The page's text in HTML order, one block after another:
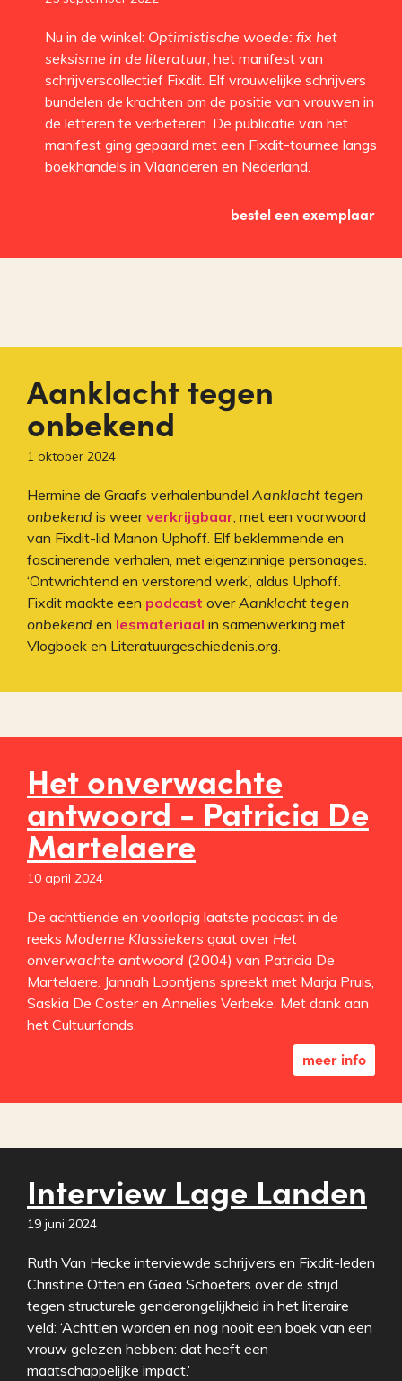
Nu in de winkel: Optimistische woede: fix het
seksisme in de literatuur, het manifest van
schrijverscollectief Fixdit. Elf vrouwelijke schrijvers
bundelen de krachten om de positie van vrouwen in
de letteren te verbeteren. De publicatie van het
manifest ging gepaard met een Fixdit-tournee langs
boekhandels in Vlaanderen en Nederland.
bestel een exemplaar
Aanklacht tegen
onbekend
1 oktober 2024
Hermine de Graafs verhalenbundel Aanklacht tegen
onbekend is weerverkrijgbaar, met een voorwoord
van Fixdit-lid Manon Uphoff. Elf beklemmende en
fascinerende verhalen, met eigenzinnige personages.
‘Ontwrichtend en verstorend werk’, aldus Uphoff.
Fixdit maakte een podcast overAanklacht tegen
onbekend en lesmateriaal in samenwerking met
Vlogboek en Literatuurgeschiedenis.org.
Het onverwachte
antwoord - Patricia De
Martelaere
10 april 2024
De achttiende en voorlopig laatste podcast in de
reeks Moderne Klassiekers gaat over Het
onverwachte antwoord (2004) van Patricia De
Martelaere. Jannah Loontjens spreekt met Marja Pruis,
Saskia De Coster en Annelies Verbeke. Met dank aan
het Cultuurfonds.
meer info
Interview Lage Landen
19 juni 2024
Ruth Van Hecke interviewde schrijvers en Fixdit-leden
Christine Otten en Gaea Schoeters over de strijd
tegen structurele genderongelijkheid in het literaire
veld: ‘Achttien worden en nog nooit een boek van een
vrouw gelezen hebben: dat heeft een
maatschappelijke impact.’